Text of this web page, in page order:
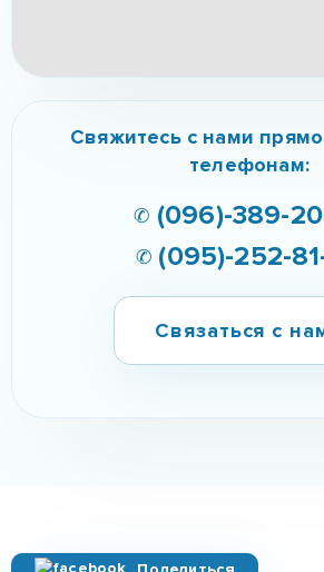
Связаться с
Поделиться
больного разрушается организм